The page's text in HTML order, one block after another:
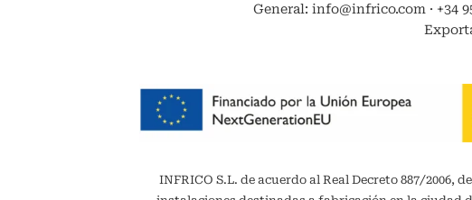
General: info@infrico.com · +34
INFRICO S.L. de acuerdo al Real Decreto 887/2006,